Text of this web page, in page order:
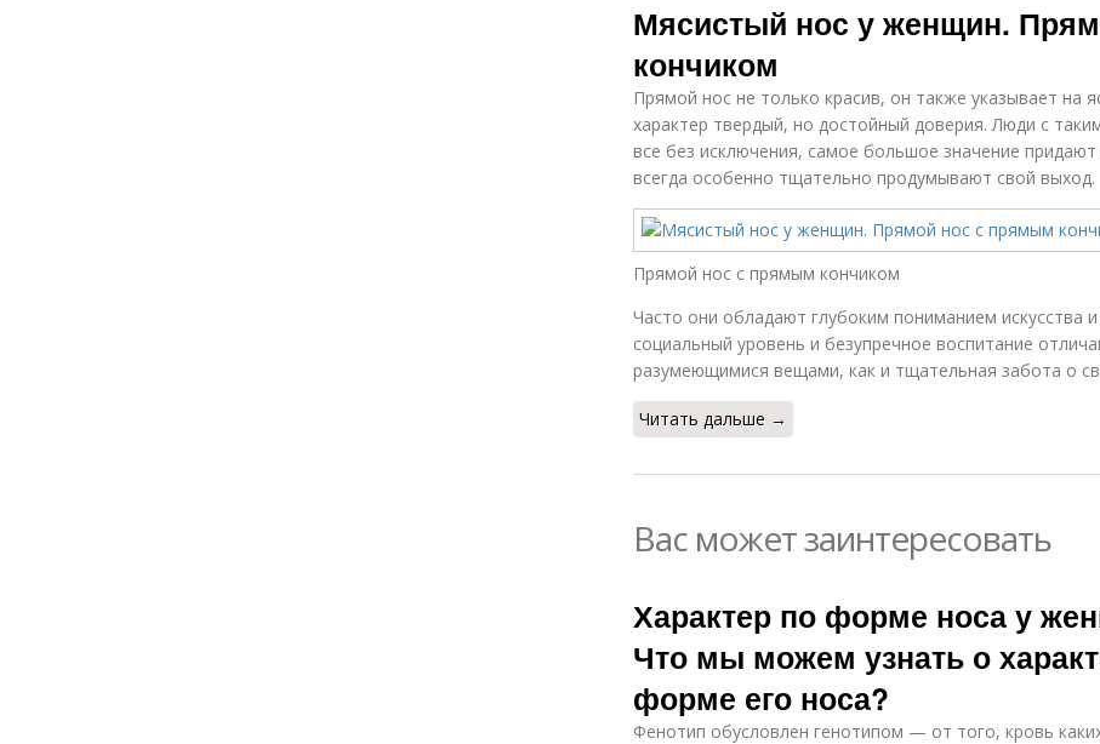
Мясистый нос у женщин.
кончиком
Прямой нос не только красив, он также указывает на
характер твердый, но достойный доверия. Люди с
все без исключения, самое большое значение
всегда особенно тщательно продумывают свой выход.
Прямой нос с прямым кончиком
Часто они обладают глубоким пониманием искусства
социальный уровень и безупречное воспитание
разумеющимися вещами, как и тщательная забота о
Читать дальше →
Вас может заинтересовать
Характер по форме носа у
Что мы можем узнать о
форме его носа?
Фенотип обусловлен генотипом — от того, кровь